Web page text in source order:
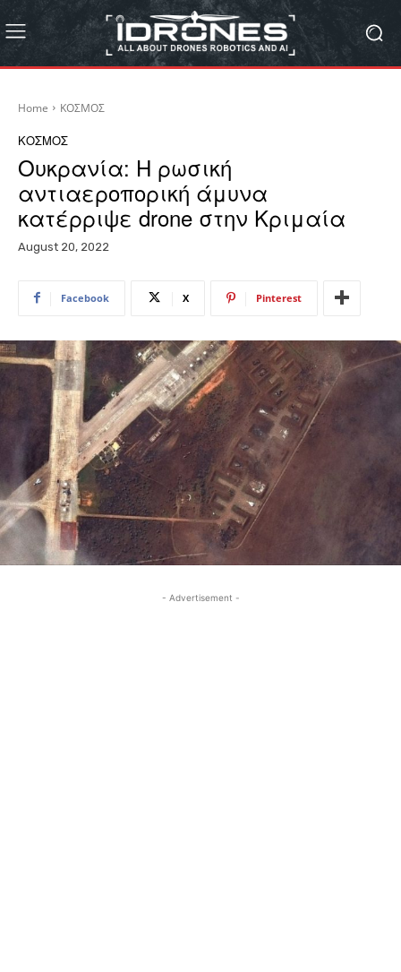
Home ΚΟΣΜΟΣ
ΚΟΣΜΟΣ
Ουκρανία: Η ρωσική
αντιαεροπορική άμυνα
κατέρριψε drone στην Κριμαία
August 20, 2022
Facebook X Pinterest
- Advertisement -